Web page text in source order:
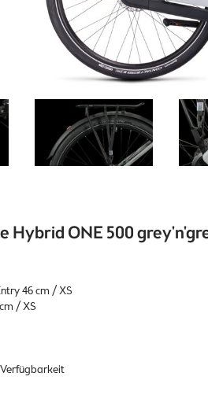
Hybrid ONE 500
46 cm / XS
/ XS